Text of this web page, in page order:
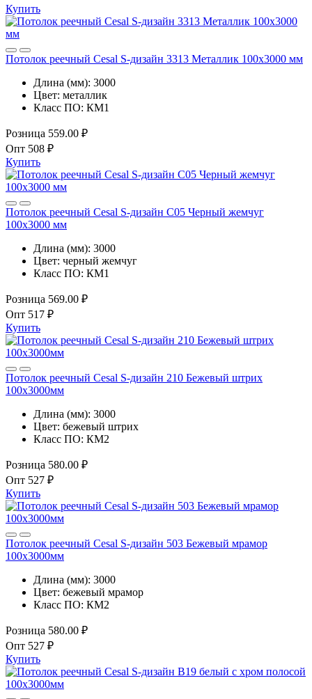
Купить
Потолок реечный Cesal S-дизайн 3313 Металлик 100х3000 мм
Длина (мм): 3000
Цвет: металлик
Класс ПО: КМ1
Розница 559.00 ₽
Опт 508 ₽
Купить
Потолок реечный Cesal S-дизайн C05 Черный жемчуг
100х3000 мм
Длина (мм): 3000
Цвет: черный жемчуг
Класс ПО: КМ1
Розница 569.00 ₽
Опт 517 ₽
Купить
Потолок реечный Cesal S-дизайн 210 Бежевый штрих
100x3000мм
Длина (мм): 3000
Цвет: бежевый штрих
Класс ПО: КМ2
Розница 580.00 ₽
Опт 527 ₽
Купить
Потолок реечный Cesal S-дизайн 503 Бежевый мрамор
100х3000мм
Длина (мм): 3000
Цвет: бежевый мрамор
Класс ПО: КМ2
Розница 580.00 ₽
Опт 527 ₽
Купить